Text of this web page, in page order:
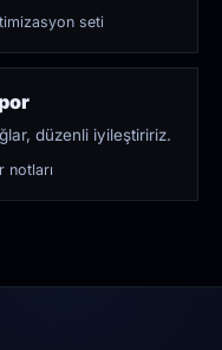
seti
düzenli iyileştiririz.
notları